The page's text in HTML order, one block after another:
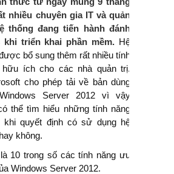
như thế này (nghiên cứu ban
đàn ông giàu nhất thế giới
sử tài sản của Elon Musk
sách người giàu mới nhất của
- 10 người giàu nhất thế giới
nhiều chuyên gia IT và quản
thống đang tiến hành đánh
triển khai phần mềm. Hệ
bổ sung thêm rất nhiều tính
ích cho các nhà quản trị.
cho phép tải về bản dùng
Server 2012 vì vậy
thể tìm hiểu những tính năng
quyết định có sử dụng hệ
không.
10 trong số các tính năng ưu
Windows Server 2012.